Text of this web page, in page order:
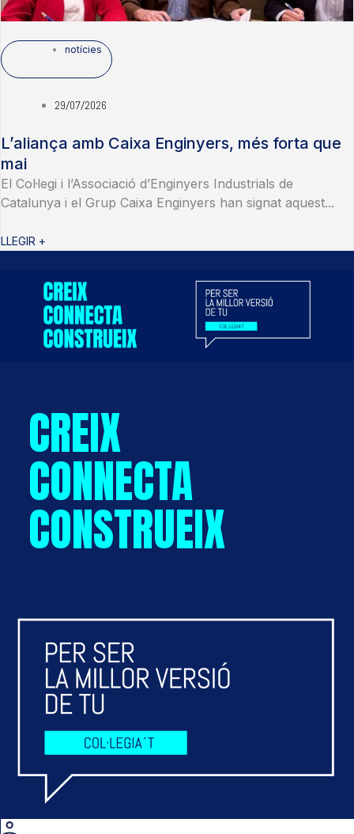
notícies
29/07/2026
L’aliança amb Caixa Enginyers, més forta que
mai
El Col·legi i l’Associació d’Enginyers Industrials de
Catalunya i el Grup Caixa Enginyers han signat aquest...
LLEGIR +
CREIX
CONNECTA
CONSTRUEIX